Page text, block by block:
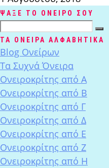
ΨΑΞΕ ΤΟ ΟΝΕΙΡΟ ΣΟΥ
ΤΑ ΟΝΕΙΡΑ ΑΛΦΑΒΗΤΙΚΑ
Blog Ονείρων
Tα Συχνά Όνειρα
Ονειροκρίτης από Α
Ονειροκρίτης από Β
Ονειροκρίτης από Γ
Ονειροκρίτης από Δ
Ονειροκρίτης από Ε
Ονειροκρίτης από Ζ
Ονειροκρίτης από Η